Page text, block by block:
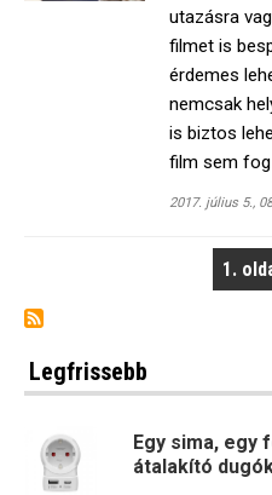
utazásra
filmet is
érdemes
nemcsak
is biztos
film sem fog
2017. július 5.,
1.
Legfrissebb
Egy sima, egy
átalakító